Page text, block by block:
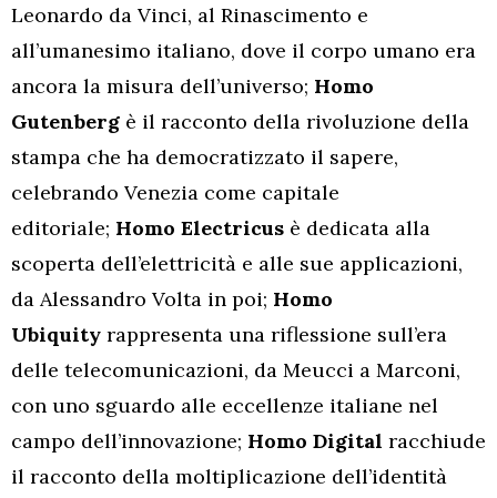
Leonardo da Vinci, al Rinascimento e
all’umanesimo italiano, dove il corpo umano era
ancora la misura dell’universo; Homo
Gutenberg è il racconto della rivoluzione della
stampa che ha democratizzato il sapere,
celebrando Venezia come capitale
editoriale; Homo Electricus è dedicata alla
scoperta dell’elettricità e alle sue applicazioni,
da Alessandro Volta in poi; Homo
Ubiquity rappresenta una riflessione sull’era
delle telecomunicazioni, da Meucci a Marconi,
con uno sguardo alle eccellenze italiane nel
campo dell’innovazione; Homo Digital racchiude
il racconto della moltiplicazione dell’identità